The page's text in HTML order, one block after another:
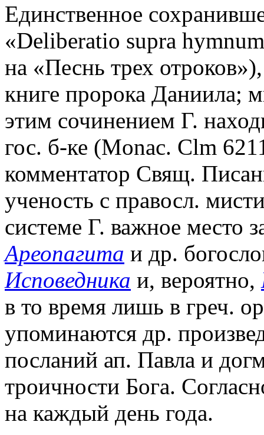
Единственное
«Deliberatio supra
на «Песнь трех
книге пророка Даниила;
этим сочинением Г.
гос. б-ке (Monac. Clm
комментатор Свящ.
ученость с правосл.
системе Г. важное место
Ареопагита и др.
Исповедника и, вероятно,
в то время лишь в греч.
упоминаются др.
посланий ап. Павла и
троичности Бога.
на каждый день года.